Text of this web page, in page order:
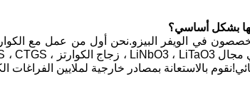
بشكل أساسي؟
في الويفر البيزو.نحن أول من عمل مع